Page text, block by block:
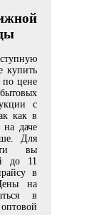
купить
цене
с
как в
на даче
Для
вы
до 11
в
на
в